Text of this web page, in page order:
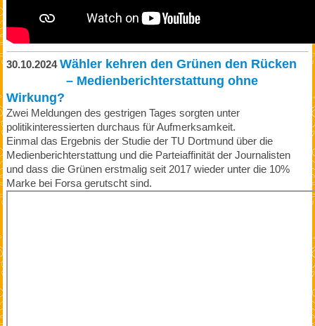
30.10.2024Wähler kehren den Grünen den Rücken
– Medienberichterstattung ohne
Wirkung?
Zwei Meldungen des gestrigen Tages sorgten unter
politikinteressierten durchaus für Aufmerksamkeit.
Einmal das Ergebnis der Studie der TU Dortmund über die
Medienberichterstattung und die Parteiaffinität der Journalisten
und dass die Grünen erstmalig seit 2017 wieder unter die 10%
Marke bei Forsa gerutscht sind.